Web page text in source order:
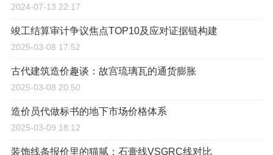
2024-07-13 22:17
竣工结算审计争议焦点TOP10及应对证据链构建
2025-03-08 17:52
古代建筑造价趣谈：故宫琉璃瓦的通货膨胀
2025-03-08 20:50
造价员代做标书的地下市场价格体系
2025-03-09 18:12
装饰线条报价里的猫腻：石膏线VSGRC线对比